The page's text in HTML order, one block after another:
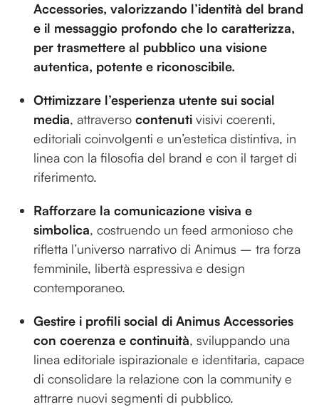
Accessories, valorizzando l’identità del brand
e il messaggio profondo che lo caratterizza,
per trasmettere al pubblico una visione
autentica, potente e riconoscibile.
Ottimizzare l’esperienza utente sui social
media, attraverso contenutivisivi coerenti,
editoriali coinvolgenti e un’estetica distintiva, in
linea con la filosofia del brand e con il target di
riferimento.
Rafforzare la comunicazione visiva e
simbolica, costruendo un feed armonioso che
rifletta l’universo narrativo di Animus – tra forza
femminile, libertà espressiva e design
contemporaneo.
Gestire i profili social di Animus Accessories
con coerenza e continuità, sviluppando una
linea editoriale ispirazionale e identitaria, capace
di consolidare la relazione con la community e
attrarre nuovi segmenti di pubblico.